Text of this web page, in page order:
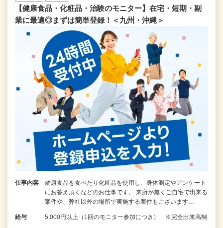
【健康食品・化粧品・治験のモニター】在宅・短期・副
業に最適◎まずは簡単登録！＜九州・沖縄＞
仕事内容
健康食品を食べたり化粧品を使用し、身体測定やアンケート
にお答え頂くなどのお仕事です。 来所が無くご自宅で出来る
案件や、弊社以外の場所で実施する案件もございます…
給与 5,000円以上（1回のモニター参加につき） ※完全出来高制